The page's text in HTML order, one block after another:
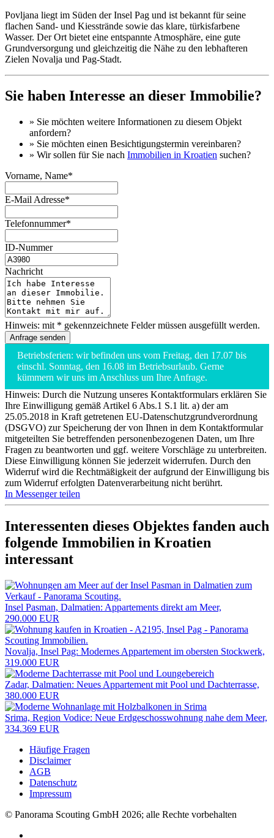
Povljana liegt im Süden der Insel Pag und ist bekannt für seine
flachen Sand- und Kiesstrände sowie das klare, türkisfarbene
Wasser. Der Ort bietet eine entspannte Atmosphäre, eine gute
Grundversorgung und gleichzeitig die Nähe zu den lebhafteren
Zielen Novalja und Pag-Stadt.
Sie haben Interesse an dieser Immobilie?
» Sie möchten weitere Informationen zu diesem Objekt
anfordern?
» Sie möchten einen Besichtigungstermin vereinbaren?
» Wir sollen für Sie nach Immobilien in Kroatien suchen?
Vorname, Name*
E-Mail Adresse*
Telefonnummer*
ID-Nummer
Nachricht
Hinweis: mit * gekennzeichnete Felder müssen ausgefüllt werden.
Betriebsferien: wir befinden uns vom Freitag, den 17.07 bis
einschl. Sonntag, den 16.08 im Betriebsurlaub. Gerne
kümmern wir uns im Anschluss um Ihre Anfrage.
Hinweis: Durch die Nutzung unseres Kontaktformulars erklären Sie
Ihre Einwilligung gemäß Artikel 6 Abs.1 S.1 lit. a) der am
25.05.2018 in Kraft getretenen EU-Datenschutzgrundverordnung
(DSGVO) zur Speicherung der von Ihnen in dem Kontaktformular
mitgeteilten Sie betreffenden personenbezogenen Daten, um Ihre
Fragen zu beantworten und ggf. weitere Vorschläge zu unterbreiten.
Diese Einwilligung können Sie jederzeit widerrufen. Durch den
Widerruf wird die Rechtmäßigkeit der aufgrund der Einwilligung bis
zum Widerruf erfolgten Datenverarbeitung nicht berührt.
In Messenger teilen
Interessenten dieses Objektes fanden auch
folgende Immobilien in Kroatien
interessant
Insel Pasman, Dalmatien: Appartements direkt am Meer,
290.000 EUR
Novalja, Insel Pag: Modernes Appartement im obersten Stockwerk,
319.000 EUR
Zadar, Dalmatien: Neues Appartement mit Pool und Dachterrasse,
380.000 EUR
Srima, Region Vodice: Neue Erdgeschosswohnung nahe dem Meer,
334.369 EUR
Häufige Fragen
Disclaimer
AGB
Datenschutz
Impressum
© Panorama Scouting GmbH 2026; alle Rechte vorbehalten